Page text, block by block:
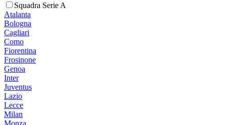
Squadra Serie A
Atalanta
Bologna
Cagliari
Como
Fiorentina
Frosinone
Genoa
Inter
Juventus
Lazio
Lecce
Milan
Monza